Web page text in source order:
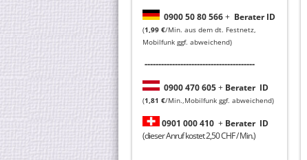
0900 50 80 566+ Berater ID
(1,99 €/Min. aus dem dt. Festnetz,
Mobilfunk ggf. abweichend)
----------------------------------------
0900 470 605+ Berater ID
(1,81 €/Min.,Mobilfunk ggf. abweichend)
0901 000 410 + Berater ID
(dieser Anruf kostet 2,50 CHF / Min.)